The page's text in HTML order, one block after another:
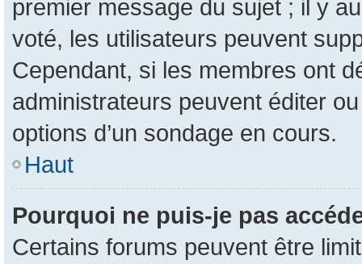
premier message du sujet ; il y
voté, les utilisateurs peuvent
Cependant, si les membres ont
administrateurs peuvent éditer
options d’un sondage en cours.
Haut
Pourquoi ne puis-je pas
Certains forums peuvent être